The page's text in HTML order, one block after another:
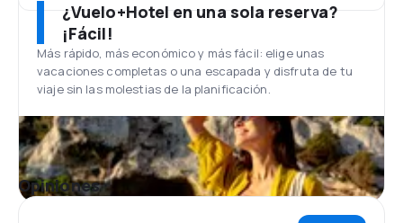
¿Vuelo+Hotel en una sola reserva?
¡Fácil!
Más rápido, más económico y más fácil: elige unas
vacaciones completas o una escapada y disfruta de tu
viaje sin las molestias de la planificación.
Opiniones